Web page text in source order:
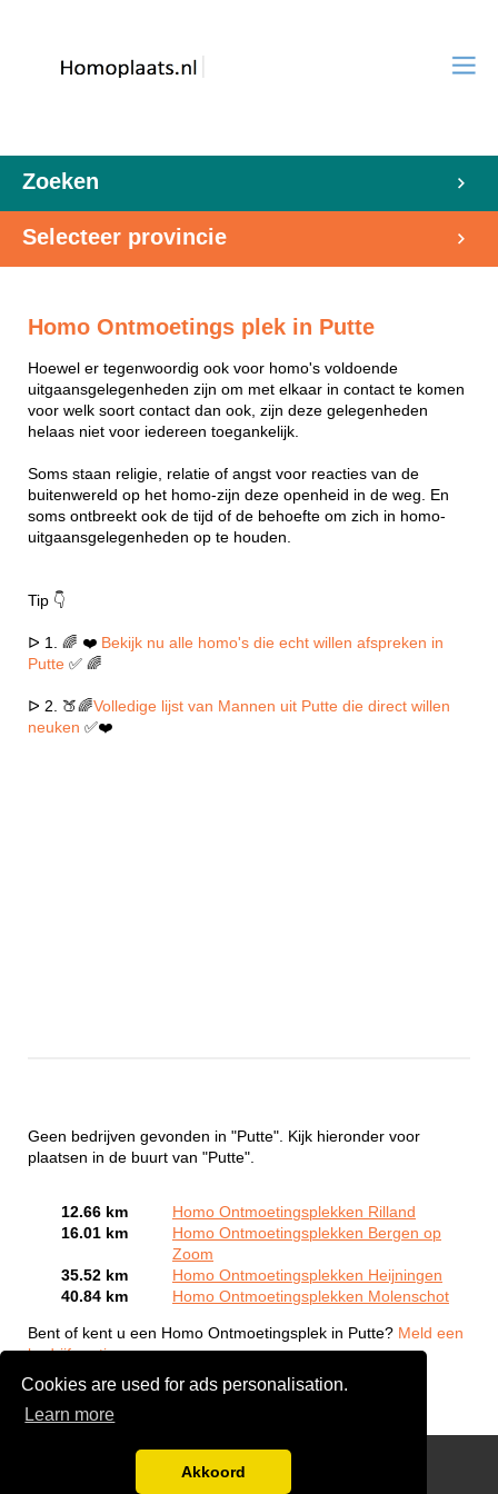
Cookies are used for ads personalisation.
Learn more
Akkoord
Zoeken
Selecteer provincie
Homo Ontmoetings plek in Putte
Hoewel er tegenwoordig ook voor homo's voldoende
uitgaansgelegenheden zijn om met elkaar in contact te komen
voor welk soort contact dan ook, zijn deze gelegenheden
helaas niet voor iedereen toegankelijk.
Soms staan religie, relatie of angst voor reacties van de
buitenwereld op het homo-zijn deze openheid in de weg. En
soms ontbreekt ook de tijd of de behoefte om zich in homo-
uitgaansgelegenheden op te houden.
Tip 👇
ᐅ 1. 🌈 ❤️ Bekijk nu alle homo's die echt willen afspreken in
Putte ✅ 🌈
ᐅ 2. 🍑🌈Volledige lijst van Mannen uit Putte die direct willen
neuken ✅❤️
Geen bedrijven gevonden in "Putte". Kijk hieronder voor
plaatsen in de buurt van "Putte".
12.66 km
Homo Ontmoetingsplekken Rilland
16.01 km
Homo Ontmoetingsplekken Bergen op
Zoom
35.52 km
Homo Ontmoetingsplekken Heijningen
40.84 km
Homo Ontmoetingsplekken Molenschot
Bent of kent u een Homo Ontmoetingsplek in Putte? Meld een
bedrijf gratis aan